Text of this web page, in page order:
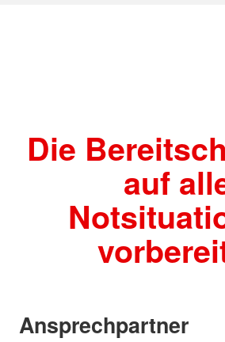
Die
auf
Ansprechpartner